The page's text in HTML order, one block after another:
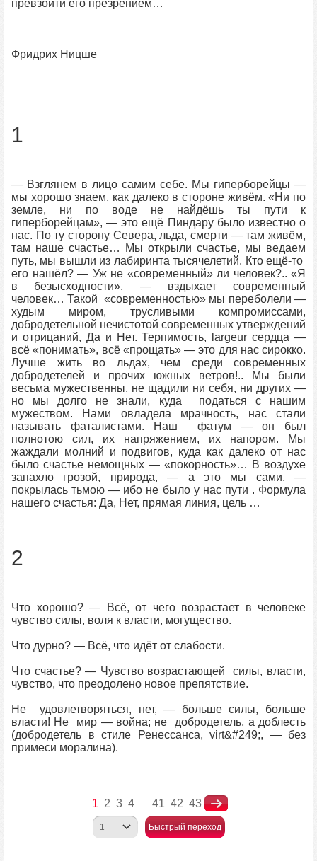
превзойти его презрением…
Фридрих Ницше
1
— Взглянем в лицо самим себе. Мы гиперборейцы —
мы хорошо знаем, как далеко в стороне живём. «Ни по
земле, ни по воде не найдёшь ты пути к
гиперборейцам», — это ещё Пиндару было известно о
нас. По ту сторону Севера, льда, смерти — там живём,
там наше счастье… Мы открыли счастье, мы ведаем
путь, мы вышли из лабиринта тысячелетий. Кто ещё-то
его нашёл? — Уж не «современный» ли человек?.. «Я
в безысходности», — вздыхает современный
человек… Такой «современностью» мы переболели —
худым миром, трусливыми компромиссами,
добродетельной нечистотой современных утверждений
и отрицаний, Да и Нет. Терпимость, largeur сердца —
всё «понимать», всё «прощать» — это для нас сирокко.
Лучше жить во льдах, чем среди современных
добродетелей и прочих южных ветров!.. Мы были
весьма мужественны, не щадили ни себя, ни других —
но мы долго не знали, куда податься с нашим
мужеством. Нами овладела мрачность, нас стали
называть фаталистами. Наш фатум — он был
полнотою сил, их напряжением, их напором. Мы
жаждали молний и подвигов, куда как далеко от нас
было счастье немощных — «покорность»… В воздухе
запахло грозой, природа, — а это мы сами, —
покрылась тьмою — ибо не было у нас пути . Формула
нашего счастья: Да, Нет, прямая линия, цель …
2
Что хорошо? — Всё, от чего возрастает в человеке
чувство силы, воля к власти, могущество.
Что дурно? — Всё, что идёт от слабости.
Что счастье? — Чувство возрастающей силы, власти,
чувство, что преодолено новое препятствие.
Не удовлетворяться, нет, — больше силы, больше
власти! Не мир — война; не добродетель, а доблесть
(добродетель в стиле Ренессанса, virt&#249;, — без
примеси моралина).
1 2 3 4 ... 41 42 43
Быстрый переход